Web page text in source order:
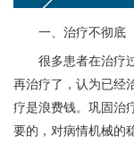
一、治疗不彻底
很多患者在治疗过
再治疗了，认为已经
疗是浪费钱。巩固治
要的，对病情机械的